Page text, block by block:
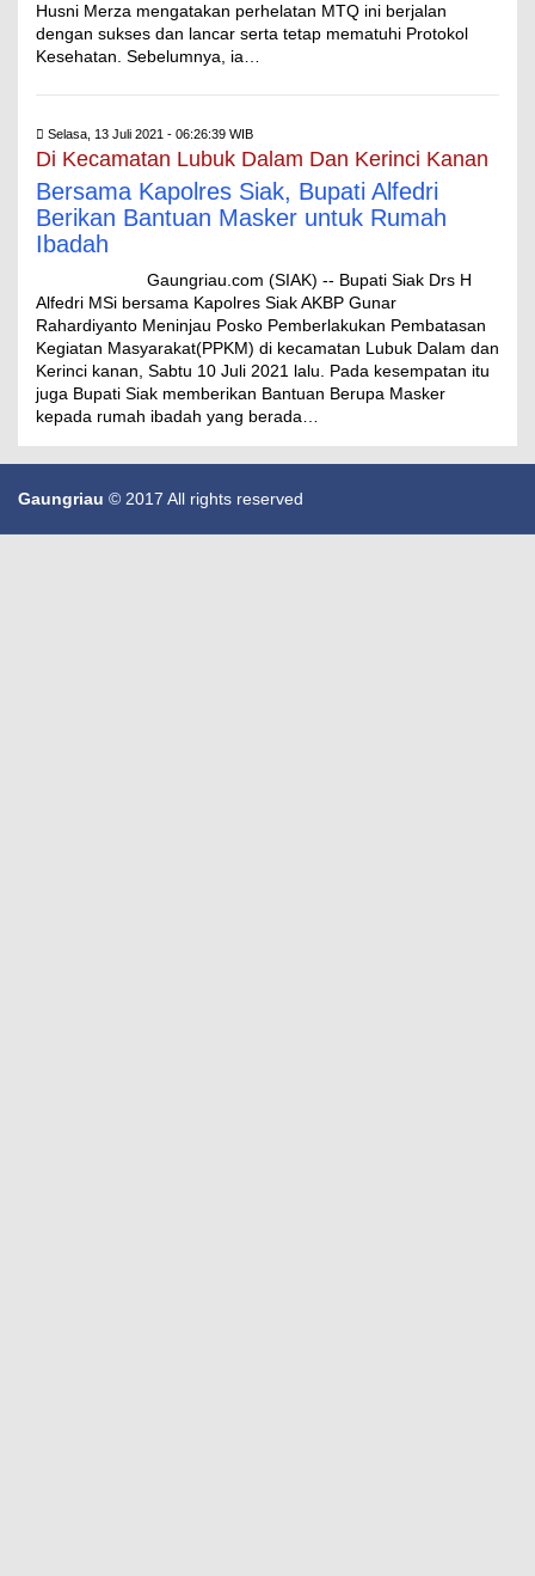
Husni Merza mengatakan perhelatan MTQ ini berjalan
dengan sukses dan lancar serta tetap mematuhi Protokol
Kesehatan. Sebelumnya, ia…
Selasa, 13 Juli 2021 - 06:26:39 WIB
Di Kecamatan Lubuk Dalam Dan Kerinci Kanan
Bersama Kapolres Siak, Bupati Alfedri
Berikan Bantuan Masker untuk Rumah
Ibadah
Gaungriau.com (SIAK) -- Bupati Siak Drs H
Alfedri MSi bersama Kapolres Siak AKBP Gunar
Rahardiyanto Meninjau Posko Pemberlakukan Pembatasan
Kegiatan Masyarakat(PPKM) di kecamatan Lubuk Dalam dan
Kerinci kanan, Sabtu 10 Juli 2021 lalu. Pada kesempatan itu
juga Bupati Siak memberikan Bantuan Berupa Masker
kepada rumah ibadah yang berada…
Gaungriau © 2017 All rights reserved